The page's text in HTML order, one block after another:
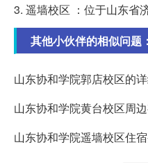
3. 遥墙校区 ：位于山东省
其他小伙伴的相似问题：
山东协和学院郭店校区的
山东协和学院黄台校区周
山东协和学院遥墙校区住